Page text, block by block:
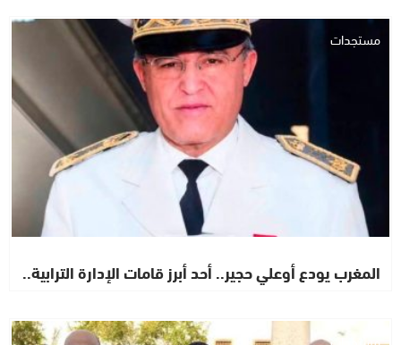
مستجدات
المغرب يودع أوعلي حجير.. أحد أبرز قامات الإدارة الترابية..